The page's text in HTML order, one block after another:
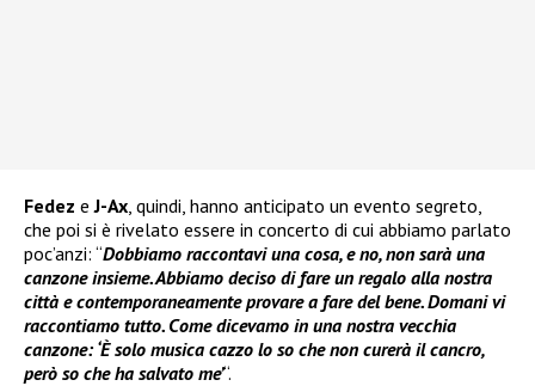
Fedez eJ-Ax , quindi, hanno anticipato un evento segreto,
che poi si è rivelato essere in concerto di cui abbiamo parlato
poc’anzi: “Dobbiamo raccontavi una cosa, e no, non sarà una
canzone insieme. Abbiamo deciso di fare un regalo alla nostra
città e contemporaneamente provare a fare del bene. Domani vi
raccontiamo tutto. Come dicevamo in una nostra vecchia
canzone: ‘È solo musica cazzo lo so che non curerà il cancro,
però so che ha salvato me’“.